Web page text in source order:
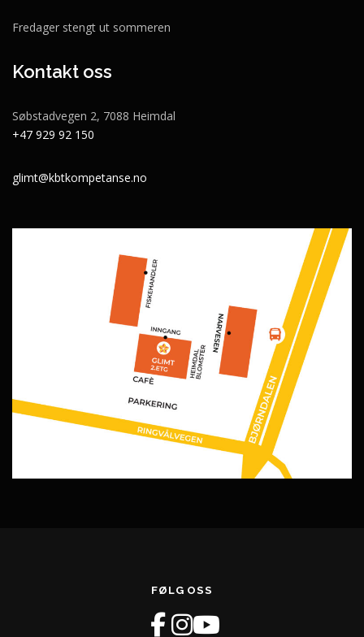
Fredager stengt ut sommeren
Kontakt oss
Søbstadvegen 2, 7088 Heimdal
+47 929 92 150
glimt@kbtkompetanse.no
FØLG OSS